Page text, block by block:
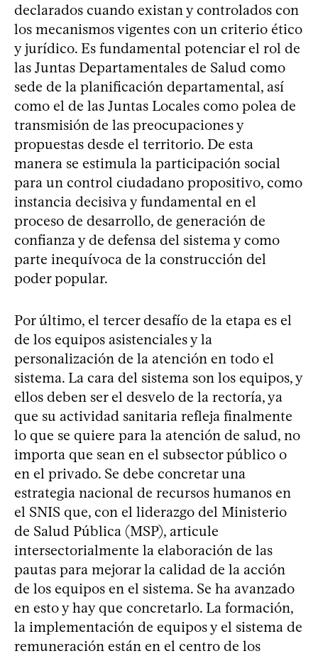
declarados cuando existan y controlados con
los mecanismos vigentes con un criterio ético
y jurídico. Es fundamental potenciar el rol de
las Juntas Departamentales de Salud como
sede de la planificación departamental, así
como el de las Juntas Locales como polea de
transmisión de las preocupaciones y
propuestas desde el territorio. De esta
manera se estimula la participación social
para un control ciudadano propositivo, como
instancia decisiva y fundamental en el
proceso de desarrollo, de generación de
confianza y de defensa del sistema y como
parte inequívoca de la construcción del
poder popular.
Por último, el tercer desafío de la etapa es el
de los equipos asistenciales y la
personalización de la atención en todo el
sistema. La cara del sistema son los equipos, y
ellos deben ser el desvelo de la rectoría, ya
que su actividad sanitaria refleja finalmente
lo que se quiere para la atención de salud, no
importa que sean en el subsector público o
en el privado. Se debe concretar una
estrategia nacional de recursos humanos en
el SNIS que, con el liderazgo del Ministerio
de Salud Pública (MSP), articule
intersectorialmente la elaboración de las
pautas para mejorar la calidad de la acción
de los equipos en el sistema. Se ha avanzado
en esto y hay que concretarlo. La formación,
la implementación de equipos y el sistema de
remuneración están en el centro de los